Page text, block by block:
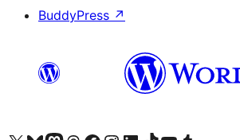
BuddyPress ↗